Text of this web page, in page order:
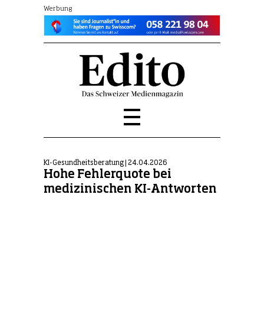
Werbung
KI-Gesundheitsberatung | 24.04.2026
Hohe Fehlerquote bei
medizinischen KI-Antworten